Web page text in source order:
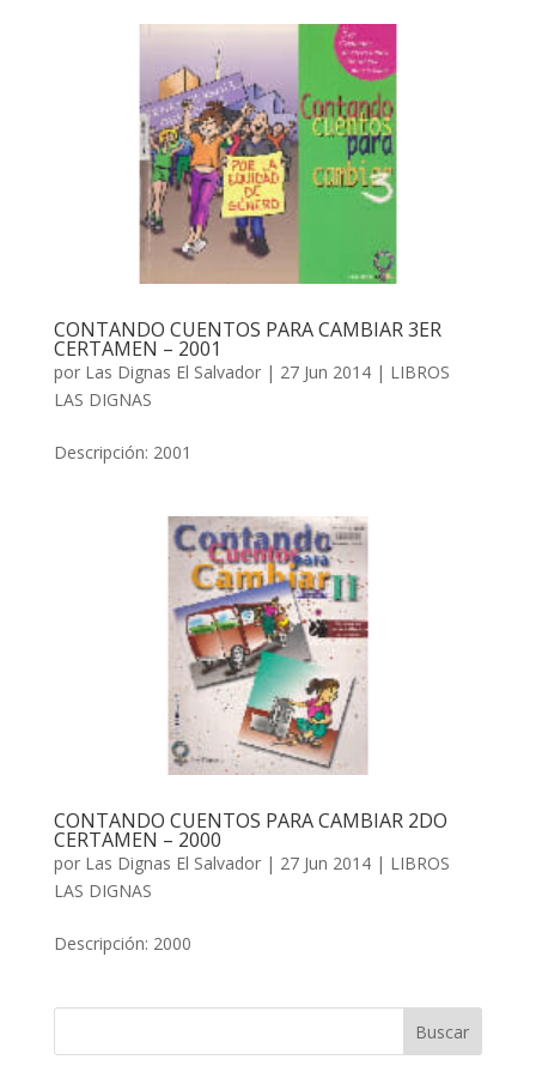
CONTANDO CUENTOS PARA CAMBIAR 3ER
CERTAMEN – 2001
por Las Dignas El Salvador| 27 Jun 2014| LIBROS
LAS DIGNAS
Descripción: 2001
CONTANDO CUENTOS PARA CAMBIAR 2DO
CERTAMEN – 2000
por Las Dignas El Salvador| 27 Jun 2014| LIBROS
LAS DIGNAS
Descripción: 2000